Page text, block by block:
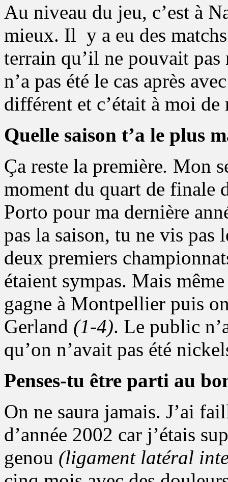
Au niveau du jeu, c’est à
mieux. Il y a eu des
terrain qu’il ne pouvait
n’a pas été le cas après
différent et c’était à moi de
Quelle saison t’a le plus
Ça reste la première. Mon
moment du quart de finale
Porto pour ma dernière
pas la saison, tu ne vis pas
deux premiers
étaient sympas. Mais
gagne à Montpellier puis
Gerland (1-4). Le public
qu’on n’avait pas été
Penses-tu être parti au
On ne saura jamais. J’ai
d’année 2002 car j’étais
genou (ligament latéral